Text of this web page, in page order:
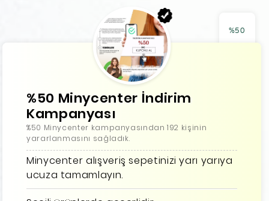
%50
%50 Minycenter İndirim
Kampanyası
%50 Minycenter kampanyasından 192 kişinin
yararlanmasını sağladık.
Minycenter alışveriş sepetinizi yarı yarıya
ucuza tamamlayın.